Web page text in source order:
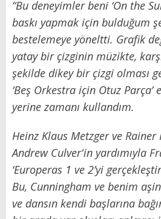
“Bu deneyimler beni ‘On the
baskı yapmak için bulduğum
bestelemeye yöneltti. Grafik
yatay bir çizginin müzikte,
şekilde dikey bir çizgi olması
‘Beş Orkestra için Otuz Parça’
yerine zamanı kullandım.
Heinz Klaus Metzger ve
Andrew Culver'in yardımıyla
‘Europeras 1 ve 2’yi
Bu, Cunningham ve benim
ve dansın kendi başlarına